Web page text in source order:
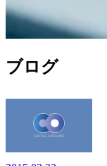
ブログ